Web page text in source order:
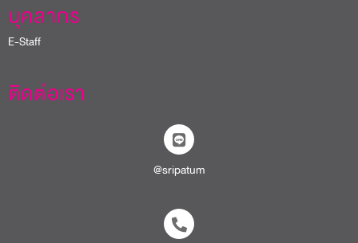
บุคลากร
E-Staff
ติดต่อเรา
@sripatum